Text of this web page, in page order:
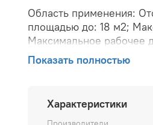
Область применения:
площадью до: 18 м2;
Максимальное рабочее
бар; Теплоотдача при Δt
Теплоотдача при Δt 50:
опрессовки: 15 бар;
Показать полностью
Характеристики